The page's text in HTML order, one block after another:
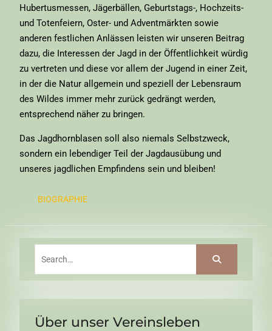
Hubertusmessen, Jägerbällen, Geburtstags-, Hochzeits-
und Totenfeiern, Oster- und Adventmärkten sowie
anderen festlichen Anlässen leisten wir unseren Beitrag
dazu, die Interessen der Jagd in der Öffentlichkeit würdig
zu vertreten und diese vor allem der Jugend in einer Zeit,
in der die Natur allgemein und speziell der Lebensraum
des Wildes immer mehr zurück gedrängt werden,
entsprechend näher zu bringen.
Das Jagdhornblasen soll also niemals Selbstzweck,
sondern ein lebendiger Teil der Jagdausübung und
unseres jagdlichen Empfindens sein und bleiben!
BIOGRAPHIE
for:
Über unser Vereinsleben